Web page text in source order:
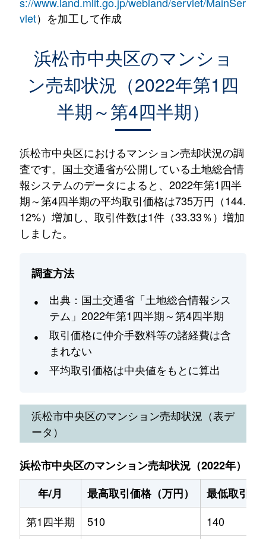
vlet）を加工して作成
浜松市中央区のマンショ
ン売却状況（2022年第1四
半期～第4四半期）
浜松市中央区におけるマンション売却状況の調
査です。国土交通省が公開している土地総合情
報システムのデータによると、2022年第1四半
期～第4四半期の平均取引価格は735万円（144.
12%）増加し、取引件数は1件（33.33％）増加
しました。
調査方法
出典：国土交通省「土地総合情報シス
テム」2022年第1四半期～第4四半期
取引価格に仲介手数料等の諸経費は含
まれない
平均取引価格は中央値をもとに算出
浜松市中央区のマンション売却状況（表デ
ータ）
浜松市中央区のマンション売却状況（2022年）
年/月
最高取引価格（万円）
最低取引価
第1四半期
510 140